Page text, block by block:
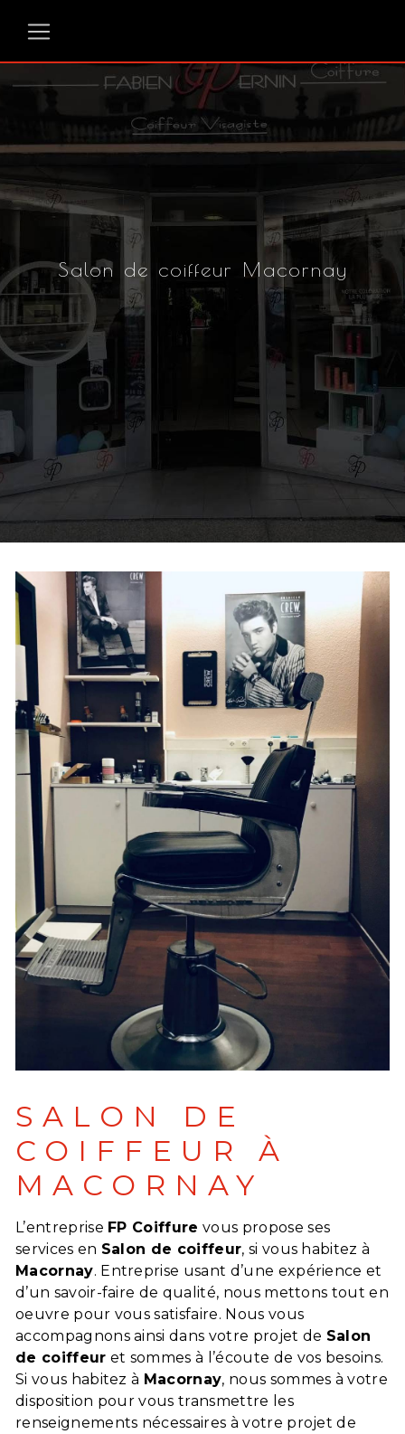
Salon de coiffeur Macornay
SALON DE
COIFFEUR À
MACORNAY
L’entreprise FP Coiffure vous propose ses
services en Salon de coiffeur, si vous habitez à
Macornay. Entreprise usant d’une expérience et
d’un savoir-faire de qualité, nous mettons tout en
oeuvre pour vous satisfaire. Nous vous
accompagnons ainsi dans votre projet de Salon
de coiffeur et sommes à l’écoute de vos besoins.
Si vous habitez à Macornay, nous sommes à votre
disposition pour vous transmettre les
renseignements nécessaires à votre projet de